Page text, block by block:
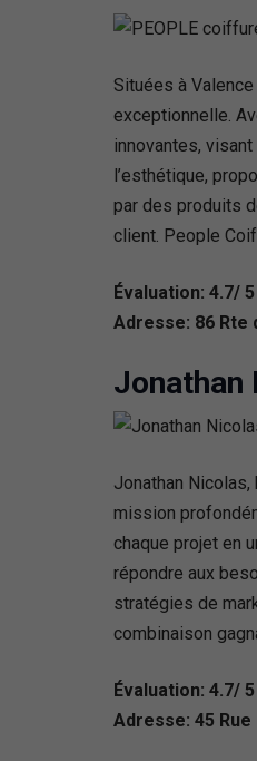
Situées à
exceptionnelle.
innovantes,
l’esthétique,
par des produits
client. People
Évaluation: 4.7/
Adresse: 86 Rte
Jonathan
Jonathan
mission
chaque projet en
répondre aux
stratégies de
combinaison
Évaluation: 4.7/
Adresse: 45